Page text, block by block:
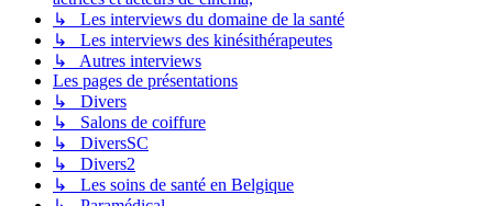
↳ Les interviews du domaine de la santé
↳ Les interviews des kinésithérapeutes
↳ Autres interviews
Les pages de présentations
↳ Divers
↳ Salons de coiffure
↳ DiversSC
↳ Divers2
↳ Les soins de santé en Belgique